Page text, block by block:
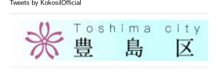
Tweets by KokosilOfficial